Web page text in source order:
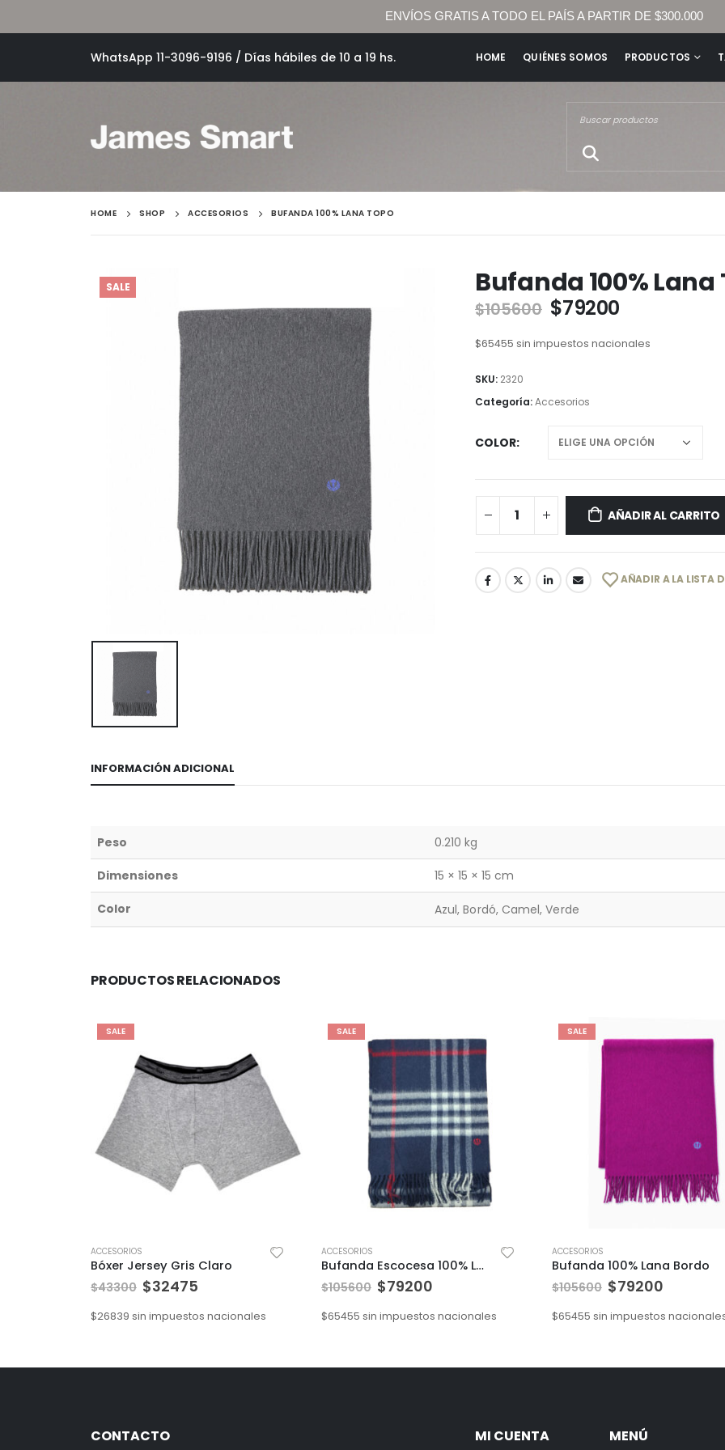
ENVÍOS GRATIS A TODO EL PAÍS A PARTIR DE $300.000
WhatsApp 11-3096-9196 / Días hábiles de 10 a 19 hs. HOME QUIÉNES SOMOS PRODUCTOS
HOME SHOP ACCESORIOS BUFANDA 100% LANA TOPO
SALE Bufanda 100% Lana
$105600 $79200
$65455 sin impuestos nacionales
SKU: 2320
Categoría:Accesorios
COLOR
AÑADIR AL CARRITO
AÑADIR A LA LISTA
INFORMACIÓN ADICIONAL
Peso 0.210 kg
Dimensiones 15 × 15 × 15 cm
Color Azul, Bordó, Camel, Verde
PRODUCTOS RELACIONADOS
SALE
ACCESORIOS
Bóxer Jersey Gris Claro
$43300 $32475
$26839 sin impuestos nacionales
SALE
ACCESORIOS
Bufanda Escocesa 100% Lana
$105600 $79200
$65455 sin impuestos nacionales
SALE
ACCESORIOS
Bufanda 100% Lana Bordo
$105600 $79200
$65455 sin impuestos
CONTACTO MI CUENTA MENÚ